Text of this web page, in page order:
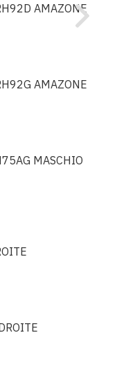
AMAZONE
AMAZONE
MASCHIO